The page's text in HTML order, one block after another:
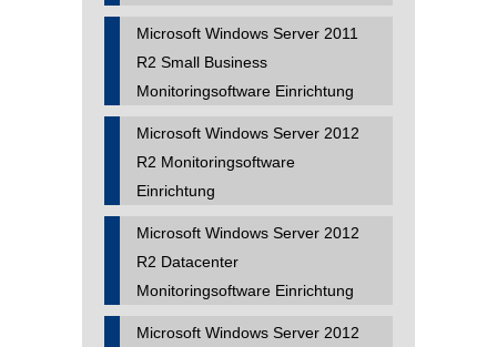
Microsoft Windows Server 2011
R2 Small Business
Monitoringsoftware Einrichtung
Microsoft Windows Server 2012
R2 Monitoringsoftware
Einrichtung
Microsoft Windows Server 2012
R2 Datacenter
Monitoringsoftware Einrichtung
Microsoft Windows Server 2012